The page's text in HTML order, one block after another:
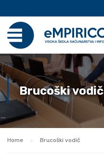
Brucoški vodič
Home Brucoški vodič